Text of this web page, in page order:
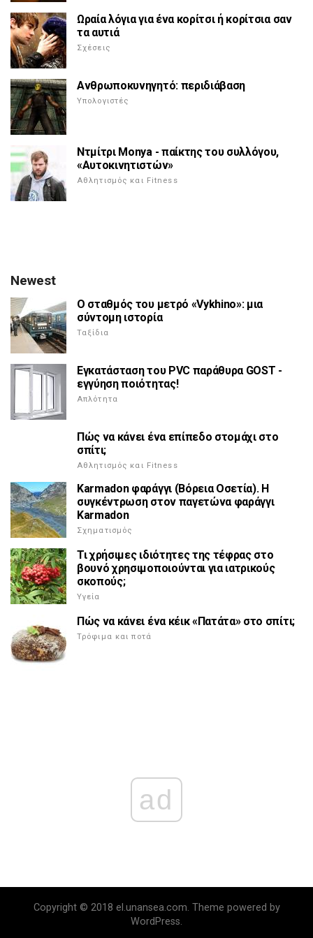
Ωραία λόγια για ένα κορίτσι ή κορίτσια σαν
τα αυτιά
Σχέσεις
Ανθρωποκυνηγητό: περιδιάβαση
Υπολογιστές
Ντμίτρι Monya - παίκτης του συλλόγου,
«Αυτοκινητιστών»
Αθλητισμός και Fitness
Newest
Ο σταθμός του μετρό «Vykhino»: μια
σύντομη ιστορία
Ταξίδια
Εγκατάσταση του PVC παράθυρα GOST -
εγγύηση ποιότητας!
Απλότητα
Πώς να κάνει ένα επίπεδο στομάχι στο
σπίτι;
Αθλητισμός και Fitness
Karmadon φαράγγι (Βόρεια Οσετία). Η
συγκέντρωση στον παγετώνα φαράγγι
Karmadon
Σχηματισμός
Τι χρήσιμες ιδιότητες της τέφρας στο
βουνό χρησιμοποιούνται για ιατρικούς
σκοπούς;
Υγεία
Πώς να κάνει ένα κέικ «Πατάτα» στο σπίτι;
Τρόφιμα και ποτά
ad
Copyright © 2018 el.unansea.com. Theme powered by
WordPress.